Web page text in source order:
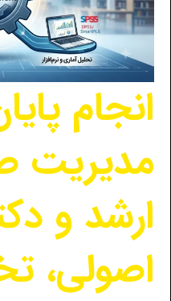
انجام
مدیریت
ارشد و
اصولی،